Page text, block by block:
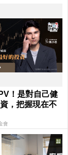
！是對自己健
，把握現在不
會